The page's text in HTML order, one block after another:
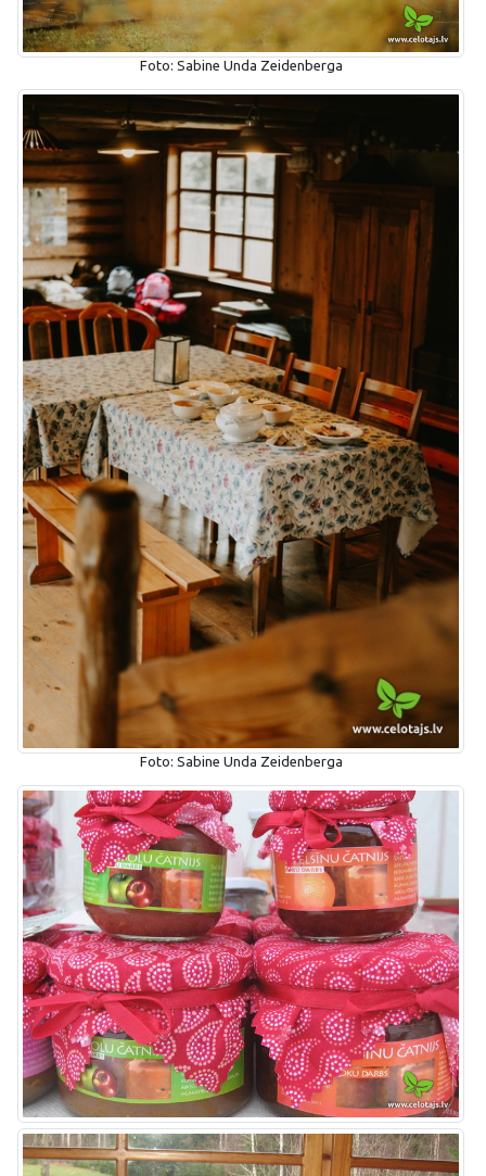
Foto: Sabine Unda Zeidenberga
Foto: Sabine Unda Zeidenberga